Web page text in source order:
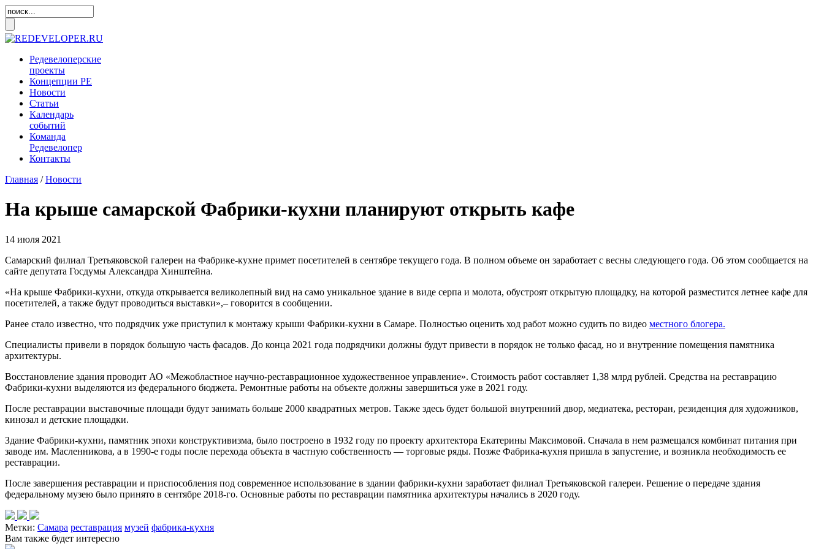
Редевелоперские
проекты
Концепции РЕ
Новости
Статьи
Календарь
событий
Команда
Редевелопер
Контакты
Главная /Новости
На крыше самарской Фабрики-кухни планируют открыть кафе
14 июля 2021
Самарский филиал Третьяковской галереи на Фабрике-кухне примет посетителей в сентябре текущего года. В полном объеме он заработает с весны следующего года. Об этом сообщается на
сайте депутата Госдумы Александра Хинштейна.
«На крыше Фабрики-кухни, откуда открывается великолепный вид на само уникальное здание в виде серпа и молота, обустроят открытую площадку, на которой разместится летнее кафе для
посетителей, а также будут проводиться выставки»,– говорится в сообщении.
Ранее стало известно, что подрядчик уже приступил к монтажу крыши Фабрики-кухни в Самаре. Полностью оценить ход работ можно судить по видео местного блогера.
Специалисты привели в порядок большую часть фасадов. До конца 2021 года подрядчики должны будут привести в порядок не только фасад, но и внутренние помещения памятника
архитектуры.
Восстановление здания проводит АО «Межобластное научно-реставрационное художественное управление». Стоимость работ составляет 1,38 млрд рублей. Средства на реставрацию
Фабрики-кухни выделяются из федерального бюджета. Ремонтные работы на объекте должны завершиться уже в 2021 году.
После реставрации выставочные площади будут занимать больше 2000 квадратных метров. Также здесь будет большой внутренний двор, медиатека, ресторан, резиденция для художников,
кинозал и детские площадки.
Здание Фабрики-кухни, памятник эпохи конструктивизма, было построено в 1932 году по проекту архитектора Екатерины Максимовой. Сначала в нем размещался комбинат питания при
заводе им. Масленникова, а в 1990-е годы после перехода объекта в частную собственность — торговые ряды. Позже Фабрика-кухня пришла в запустение, и возникла необходимость ее
реставрации.
После завершения реставрации и приспособления под современное использование в здании фабрики-кухни заработает филиал Третьяковской галереи. Решение о передаче здания
федеральному музею было принято в сентябре 2018-го. Основные работы по реставрации памятника архитектуры начались в 2020 году.
Метки: Самара реставрация музей фабрика-кухня
Вам также будет интересно